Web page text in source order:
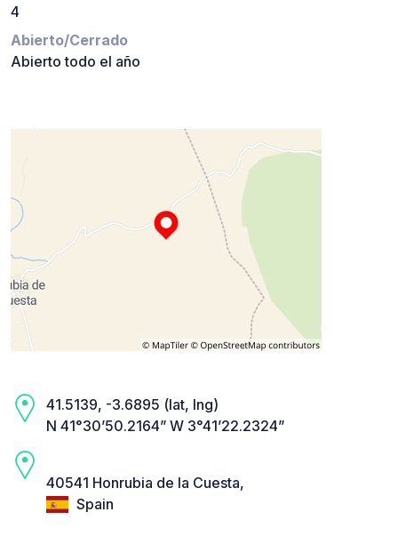
4
Abierto/Cerrado
Abierto todo el año
41.5139, -3.6895 (lat, lng)
N 41°30’50.2164” W 3°41’22.2324”
40541 Honrubia de la Cuesta,
Spain